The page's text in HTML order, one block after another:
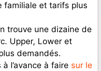
familiale et tarifs plus
trouve une dizaine de
Upper, Lower et
demandés.
l’avance à faire sur le